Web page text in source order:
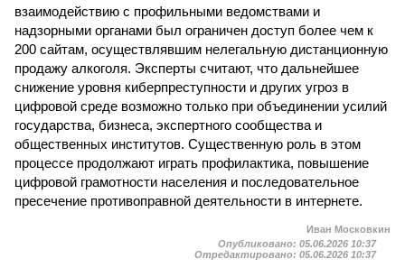
взаимодействию с профильными ведомствами и
надзорными органами был ограничен доступ более чем к
200 сайтам, осуществлявшим нелегальную дистанционную
продажу алкоголя. Эксперты считают, что дальнейшее
снижение уровня киберпреступности и других угроз в
цифровой среде возможно только при объединении усилий
государства, бизнеса, экспертного сообщества и
общественных институтов. Существенную роль в этом
процессе продолжают играть профилактика, повышение
цифровой грамотности населения и последовательное
пресечение противоправной деятельности в интернете.
Иван Московкин
Опубликовано: 05.06.2026 10:37
Отредактировано: 05.06.2026 10:37